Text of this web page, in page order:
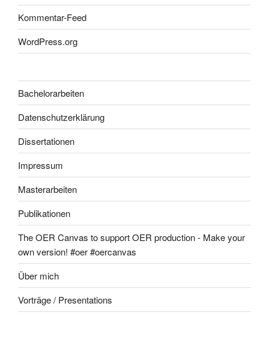
Kommentar-Feed
WordPress.org
Bachelorarbeiten
Datenschutzerklärung
Dissertationen
Impressum
Masterarbeiten
Publikationen
The OER Canvas to support OER production - Make your
own version! #oer #oercanvas
Über mich
Vorträge / Presentations